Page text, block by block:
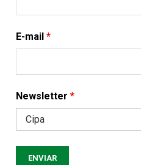
E-mail *
Newsletter *